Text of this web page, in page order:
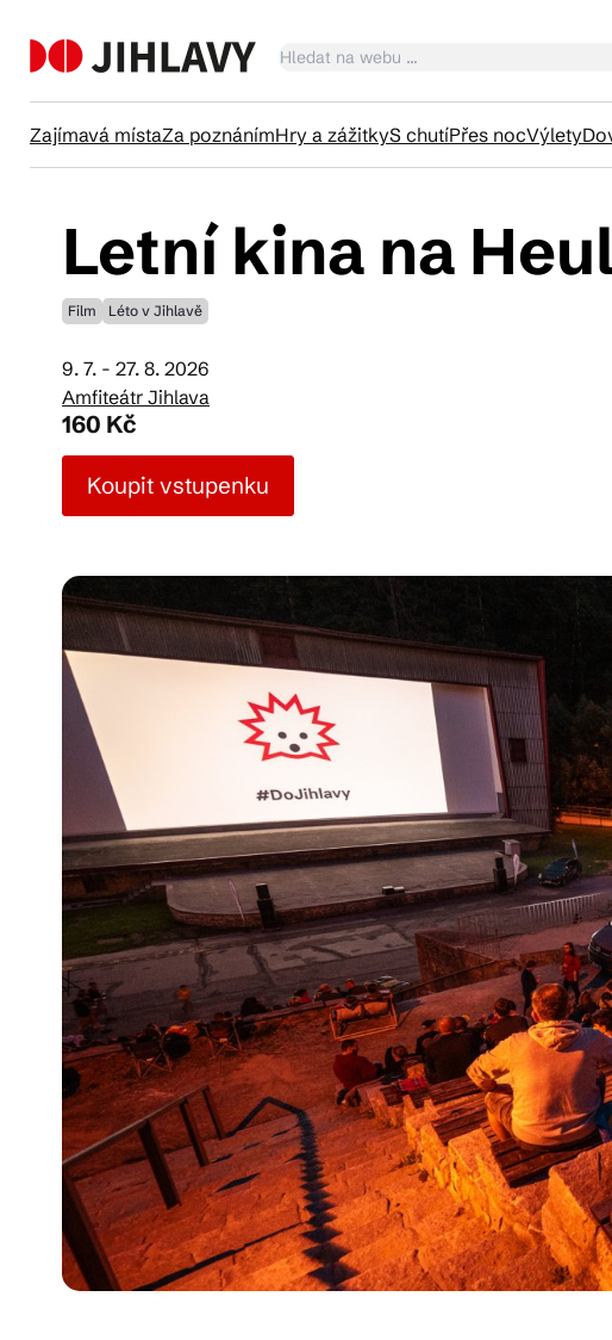
Zajímavá místaZa poznánímHry a zážitkyS chutíPřes nocVýlety
Kalendář
Kam vyrazit
Letní kina na
Film Léto v Jihlavě
9. 7. - 27. 8. 2026
Amfiteátr Jihlava
160 Kč
Koupit vstupenku